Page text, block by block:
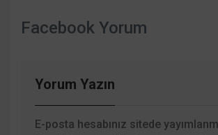
Facebook Yorum
Yorum Yazın
E-posta hesabınız sitede